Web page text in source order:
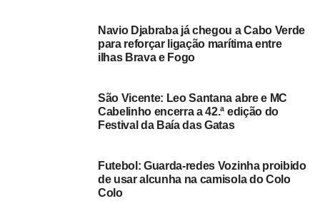
“O pescado do Carriçal tem uma qualidade reconhecida
nacionalmente, onde fornecemos peixe por exemplo aos
Sal e a várias outras empresas, pelo que acredito que
com um maior investimento este poderia ser o grande
motor de desenvolvimento desta zona”, afirmou.
Outra reivindicação dos pescadores da localidade do
Carriçal é a necessidade de uma pequena unidade de
produção de gelo, de forma que consigam conservar o
Navio Djabraba já chegou a Cabo Verde
para reforçar ligação marítima entre
ilhas Brava e Fogo
São Vicente: Leo Santana abre e MC
Cabelinho encerra a 42.ª edição do
Festival da Baía das Gatas
Futebol: Guarda-redes Vozinha proibido
de usar alcunha na camisola do Colo
Colo